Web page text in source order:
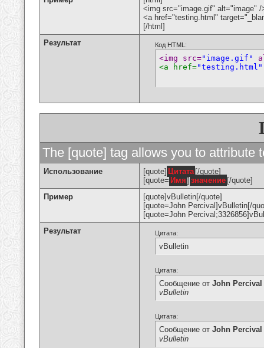
<img src="image.gif" alt="image" /
<a href="testing.html"
[/html]
Результат
Код HTML:
<img src="image.gif"
<a href="testing.html"
The [quote] tag allows you to attribute
Использование [quote] Цитата [/quote]
[quote= Имя ] значение [/quote]
Пример
[quote]vBulletin[/quote]
[quote=John Percival]vBulletin[/
[quote=John
Результат
Цитата:
vBulletin
Цитата:
Сообщение от John Percival
vBulletin
Цитата:
Сообщение от John Percival
vBulletin